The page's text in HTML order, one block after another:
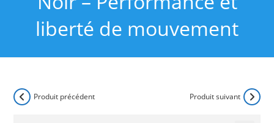
liberté de mouvement
Produit précédent Produit suivant